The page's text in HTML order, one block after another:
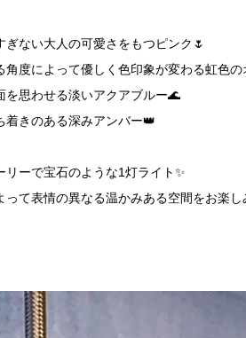
ない大人の可愛さをもつピンク🌷
度によって優しく色印象が変わる虹色の
思わせる淡いアクアブルー🌊
きのある深みアンバー👑
リーで宝石のような1灯ライト✨
って表情の異なる温かみある空間をお楽し